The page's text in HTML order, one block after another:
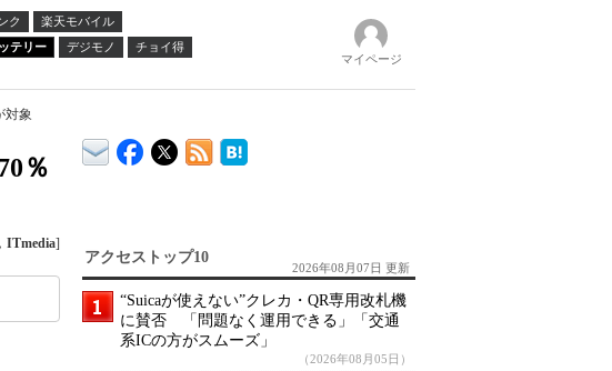
ク
楽天モバイル
テリー デジモノ
チョイ得
マイページ
対象
％
， ITmedia]
アクセストップ10
2026年08月07日 更新
“Suicaが使えない”クレカ・QR専用改札機
に賛否 「問題なく運用できる」「交通
系ICの方がスムーズ」
（2026年08月05日）